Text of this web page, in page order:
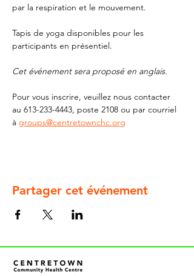
par la respiration et le mouvement.
Tapis de yoga disponibles pour les
participants en présentiel.
Cet événement sera proposé en anglais.
Pour vous inscrire, veuillez nous contacter
au 613-233-4443, poste 2108 ou par courriel
à groups@centretownchc.org
Partager cet événement